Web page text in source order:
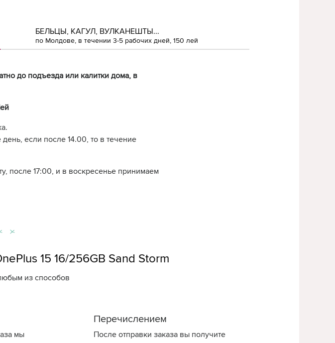
БЕЛЬЦЫ, КАГУЛ, ВУЛКАНЕШТЫ...
по Молдове, в течении 3-5 рабочих дней, 150 лей
до подъезда или калитки дома, в
если после 14.00, то в течение
после 17:00, и в воскресенье принимаем
15 16/256GB Sand Storm
из способов
мы
Перечислением
После отправки заказа вы получите